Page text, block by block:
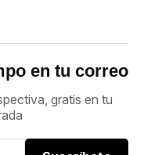
en tu correo
gratis en tu